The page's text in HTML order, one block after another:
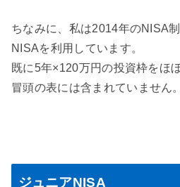
ちなみに、私は2014年のNISA
NISAを利用しています。
既に5年×120万円の投資枠をほ
冒頭の表には含まれていません。
ジュニアNISA